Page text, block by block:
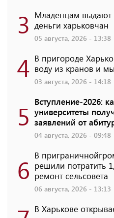
3 Младенцам выдают
деньги харьковчан
05 августа, 2026 - 13:38
4 В пригороде
воду из кранов и
03 августа, 2026 - 14:18
5 Вступление-2026:
университеты
заявлений от
04 августа, 2026 - 09:48
6 В
решили потратить
ремонт сельсовета
06 августа, 2026 - 13:13
В Харькове